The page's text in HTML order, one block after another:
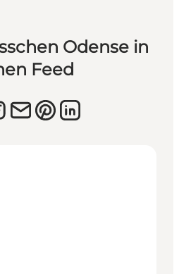
Odense in
Feed